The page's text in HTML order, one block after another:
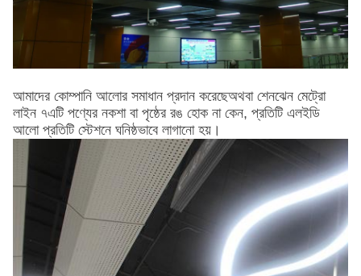
আমাদের কোম্পানি আলোর সমাধান প্রদান করেছেঅথবা শেনঝেন মেট্রো
লাইন ৭এটি পণ্যের নকশা বা পৃষ্ঠের রঙ হোক না কেন, প্রতিটি এলইডি
আলো প্রতিটি স্টেশনে ঘনিষ্ঠভাবে লাগানো হয়।